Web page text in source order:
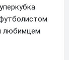
любимцем